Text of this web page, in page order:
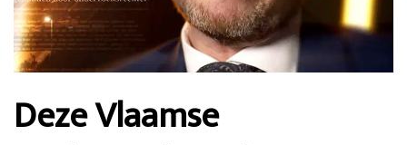
Deze Vlaamse